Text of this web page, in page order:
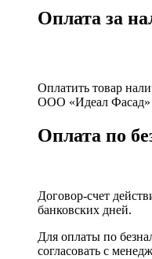
Оплата за
Оплатить товар
ООО «Идеал Фасад»
Оплата по
Договор-счет
банковских дней.
Для оплаты по
согласовать с